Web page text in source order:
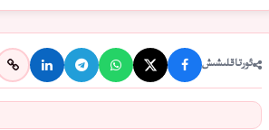
ئورتاقلىشىش